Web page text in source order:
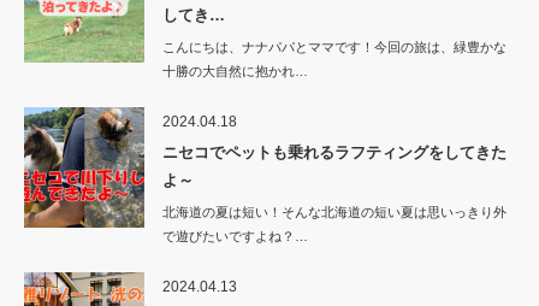
してき…
こんにちは、ナナパパとママです！今回の旅は、緑豊かな
十勝の大自然に抱かれ…
2024.04.18
ニセコでペットも乗れるラフティングをしてきた
よ～
北海道の夏は短い！そんな北海道の短い夏は思いっきり外
で遊びたいですよね？…
2024.04.13